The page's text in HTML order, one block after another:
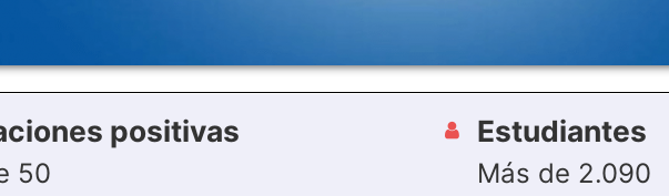
positivas
50
Estudiantes
Más de 2.090